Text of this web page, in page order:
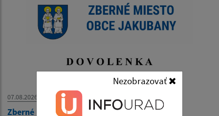
Nezobrazovať
07.08.2026
Zberné miesto - OZNAM